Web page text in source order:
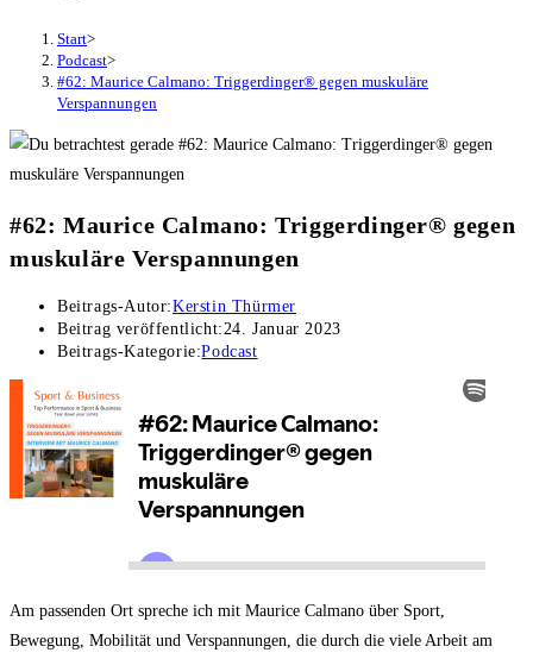
Start>
Podcast>
#62: Maurice Calmano: Triggerdinger® gegen muskuläre
Verspannungen
#62: Maurice Calmano: Triggerdinger® gegen
muskuläre Verspannungen
Beitrags-Autor:Kerstin Thürmer
Beitrag veröffentlicht:24. Januar 2023
Beitrags-Kategorie:Podcast
Am passenden Ort spreche ich mit Maurice Calmano über Sport,
Bewegung, Mobilität und Verspannungen, die durch die viele Arbeit am